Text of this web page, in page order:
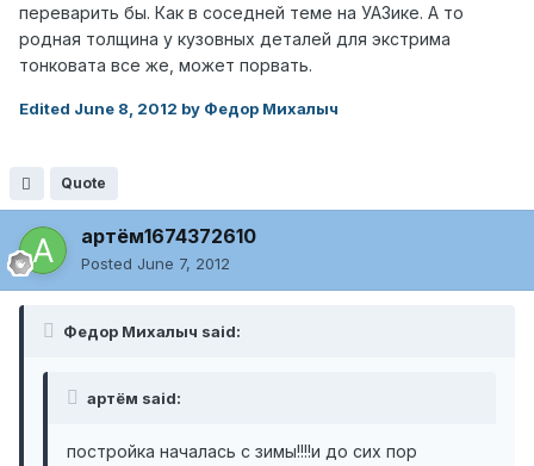
переварить бы. Как в соседней теме на УАЗике. А то
родная толщина у кузовных деталей для экстрима
тонковата все же, может порвать.
Edited June 8, 2012 by Федор Михалыч
Quote
артём1674372610
Posted June 7, 2012
Федор Михалыч said:
артём said:
постройка началась с зимы!!!!и до сих пор